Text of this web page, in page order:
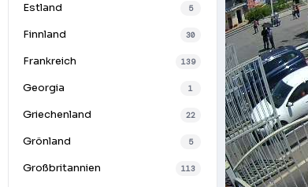
Estland 5
Finnland 30
Frankreich 139
Georgia 1
Griechenland 22
Grönland 5
Großbritannien 113